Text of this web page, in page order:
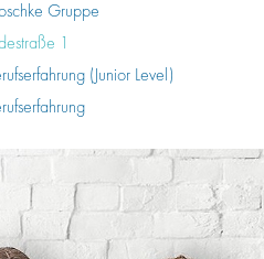
Gruppe
1
(Junior Level)